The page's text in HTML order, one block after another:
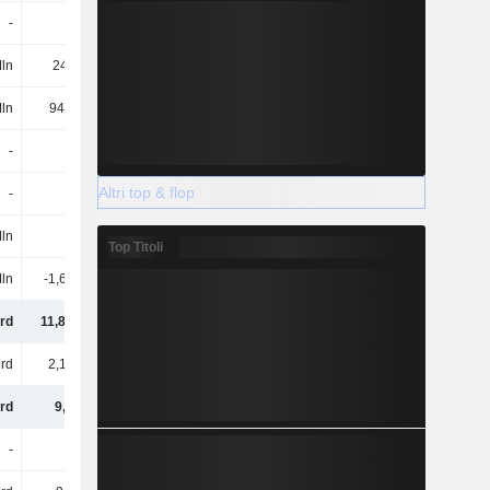
-
242 Mln
94,3 Mln
-
- - -
-1,62 Mrd
11,83 Mrd
2,14 Mrd
9,7 Mrd
-
Altri top & flop
Top Titoli